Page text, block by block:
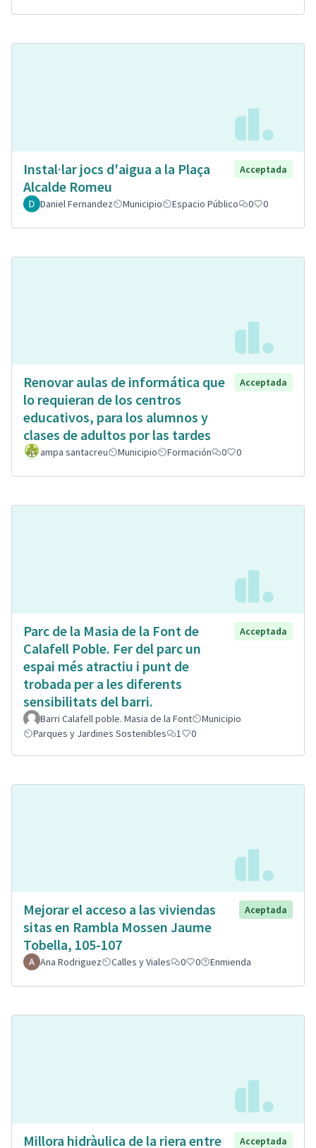
Instal·lar jocs d'aigua a la Plaça
Alcalde Romeu
Acceptada
Daniel Fernandez Municipio Espacio Público 0 0
Renovar aulas de informática que
lo requieran de los centros
educativos, para los alumnos y
clases de adultos por las tardes
Acceptada
ampa santacreu Municipio Formación 0 0
Parc de la Masia de la Font de
Calafell Poble. Fer del parc un
espai més atractiu i punt de
trobada per a les diferents
sensibilitats del barri.
Acceptada
Barri Calafell poble. Masia de la Font
Municipio
Parques y Jardines Sostenibles
1 0
Mejorar el acceso a las viviendas
sitas en Rambla Mossen Jaume
Tobella, 105-107
Aceptada
Ana Rodriguez Calles y Viales 0 0 Enmienda
Millora hidràulica de la riera entre Acceptada